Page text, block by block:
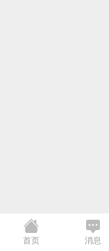
首页 消息